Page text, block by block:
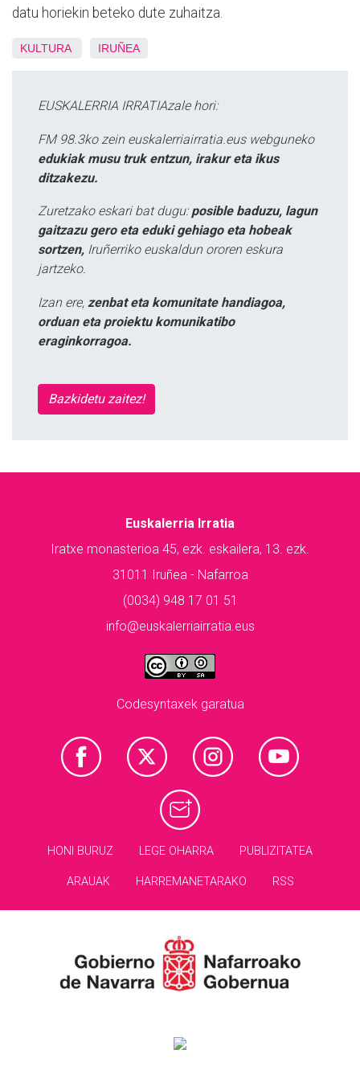
datu horiekin beteko dute zuhaitza.
KULTURA IRUÑEA
EUSKALERRIA IRRATIAzale hori:
FM 98.3ko zein euskalerriairratia.eus webguneko
edukiak musu truk entzun, irakur eta ikus
ditzakezu.
Zuretzako eskari bat dugu: posible baduzu, lagun
gaitzazu gero eta eduki gehiago eta hobeak
sortzen, Iruñerriko euskaldun ororen eskura
jartzeko.
Izan ere, zenbat eta komunitate handiagoa,
orduan eta proiektu komunikatibo
eraginkorragoa.
Bazkidetu zaitez!
Euskalerria Irratia
Iratxe monasterioa 45, ezk. eskailera, 13. ezk.
31011 Iruñea - Nafarroa
(0034) 948 17 01 51
info@euskalerriairratia.eus
Codesyntaxek garatua
HONI BURUZ LEGE OHARRA PUBLIZITATEA
ARAUAK HARREMANETARAKO RSS